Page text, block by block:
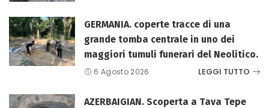
GERMANIA. coperte tracce di una
grande tomba centrale in uno dei
maggiori tumuli funerari del Neolitico.
6 Agosto 2026 LEGGI TUTTO
AZERBAIGIAN. Scoperta a Tava Tepe